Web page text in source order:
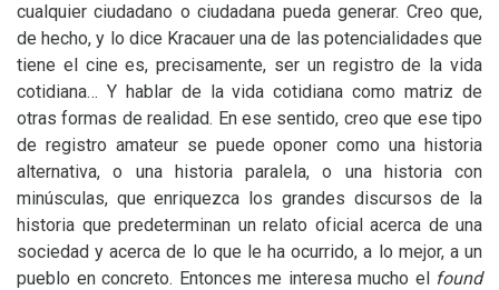
cualquier ciudadano o ciudadana pueda generar. Creo que,
de hecho, y lo dice Kracauer una de las potencialidades que
tiene el cine es, precisamente, ser un registro de la vida
cotidiana… Y hablar de la vida cotidiana como matriz de
otras formas de realidad. En ese sentido, creo que ese tipo
de registro amateur se puede oponer como una historia
alternativa, o una historia paralela, o una historia con
minúsculas, que enriquezca los grandes discursos de la
historia que predeterminan un relato oficial acerca de una
sociedad y acerca de lo que le ha ocurrido, a lo mejor, a un
pueblo en concreto. Entonces me interesa mucho el found